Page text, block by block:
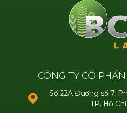
CÔNG TY CỔ PHẦN
Số 22A Đường số 7,
TP. Hồ
GỬI THÔNG